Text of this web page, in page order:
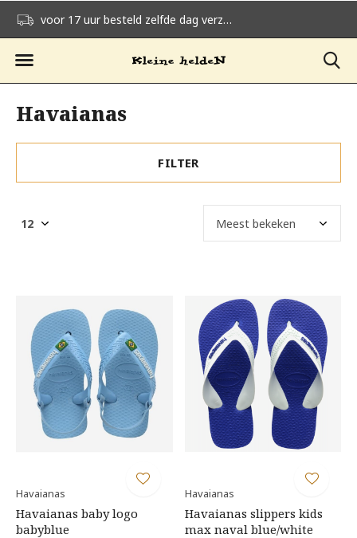
voor 17 uur besteld zelfde dag verzonden
Havaianas
FILTER
Havaianas
Havaianas baby logo
babyblue
Havaianas
Havaianas slippers kids
max naval blue/white